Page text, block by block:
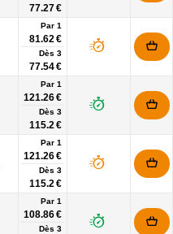
77.27 €
Par 1
81.62 €
Dès 3
77.54 €
Par 1
121.26 €
Dès 3
115.2 €
Par 1
121.26 €
Dès 3
115.2 €
Par 1
108.86 €
Dès 3